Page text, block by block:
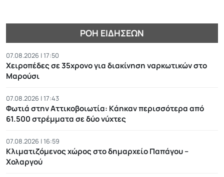
ΡΟΉ ΕΙΔΉΣΕΩΝ
07.08.2026 | 17:50
Χειροπέδες σε 35χρονο για διακίνηση ναρκωτικών στο
Μαρούσι
07.08.2026 | 17:43
Φωτιά στην Αττικοβοιωτία: Kάηκαν περισσότερα από
61.500 στρέμματα σε δύο νύχτες
07.08.2026 | 16:59
Κλιματιζόμενος χώρος στο δημαρχείο Παπάγου –
Χολαργού